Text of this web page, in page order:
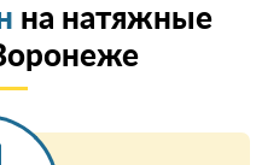
на натяжные